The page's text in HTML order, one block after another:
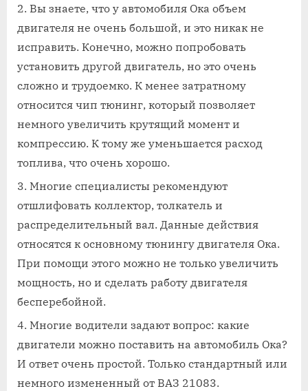
Вы знаете, что у автомобиля Ока объем
двигателя не очень большой, и это никак не
исправить. Конечно, можно попробовать
установить другой двигатель, но это очень
сложно и трудоемко. К менее затратному
относится чип тюнинг, который позволяет
немного увеличить крутящий момент и
компрессию. К тому же уменьшается расход
топлива, что очень хорошо.
Многие специалисты рекомендуют
отшлифовать коллектор, толкатель и
распределительный вал. Данные действия
относятся к основному тюнингу двигателя Ока.
При помощи этого можно не только увеличить
мощность, но и сделать работу двигателя
бесперебойной.
Многие водители задают вопрос: какие
двигатели можно поставить на автомобиль Ока?
И ответ очень простой. Только стандартный или
немного измененный от ВАЗ 21083.